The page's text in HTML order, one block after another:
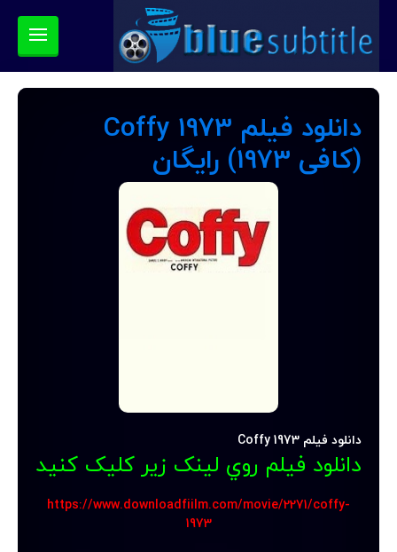
دانلود فیلم Coffy 1973
(کافی 1973) رایگان
دانلود فیلم Coffy 1973
دانلود فيلم روي لينک زير کليک کنيد
https://www.downloadfiilm.com/movie/2271/coffy-
1973